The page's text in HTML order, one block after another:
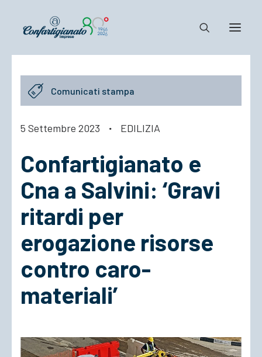
Notizie e Documenti
Confartigianato
Cosa Facciamo
ACCEDI
Comunicati stampa
5 Settembre 2023 · EDILIZIA
Confartigianato e
Cna a Salvini: ‘Gravi
ritardi per
erogazione risorse
contro caro-
materiali’